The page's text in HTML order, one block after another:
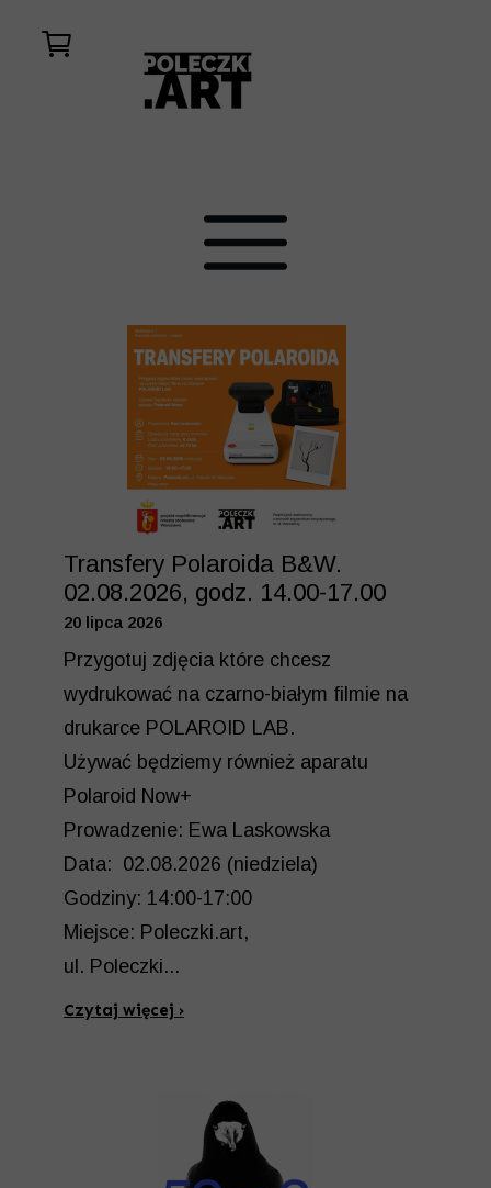
Transfery Polaroida B&W.
02.08.2026, godz. 14.00-17.00
20 lipca 2026
Przygotuj zdjęcia które chcesz
wydrukować na czarno-białym filmie na
drukarce POLAROID LAB.
Używać będziemy również aparatu
Polaroid Now+
Prowadzenie: Ewa Laskowska
Data: 02.08.2026 (niedziela)
Godziny: 14:00-17:00
Miejsce: Poleczki.art,
ul. Poleczki...
Czytaj więcej ›